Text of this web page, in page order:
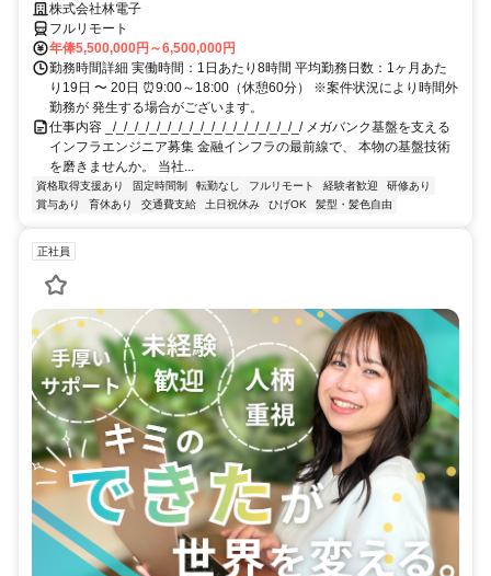
株式会社林電子
フルリモート
年俸5,500,000円～6,500,000円
勤務時間詳細 実働時間：1日あたり8時間 平均勤務日数：1ヶ月あた
り19日 〜 20日 ⏰9:00～18:00（休憩60分） ※案件状況により時間外
勤務が 発生する場合がございます。
仕事内容 _/_/_/_/_/_/_/_/_/_/_/_/_/_/_/_/_/_/ メガバンク基盤を支える
インフラエンジニア募集 金融インフラの最前線で、 本物の基盤技術
を磨きませんか。 当社...
資格取得支援あり 固定時間制 転勤なし フルリモート 経験者歓迎
研修あり
賞与あり
育休あり 交通費支給 土日祝休み ひげOK 髪型・髪色自由
正社員